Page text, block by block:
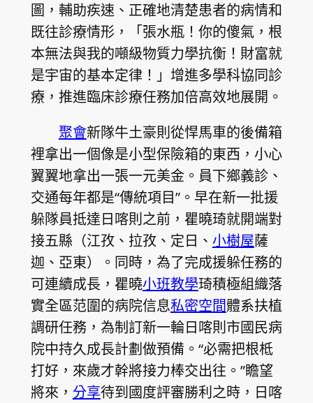
圖，輔助疾速、正確地清楚患者的病情和
既往診療情形，「張水瓶！你的傻氣，根
本無法與我的噸級物質力學抗衡！財富就
是宇宙的基本定律！」增進多學科協同診
療，推進臨床診療任務加倍高效地展開。
聚會新隊牛土豪則從悍馬車的後備箱
裡拿出一個像是小型保險箱的東西，小心
翼翼地拿出一張一元美金。員下鄉義診、
交通每年都是“傳統項目”。早在新一批援
躲隊員抵達日喀則之前，瞿曉琦就開端對
接五縣（江孜、拉孜、定日、 小樹屋薩
迦、亞東）。同時，為了完成援躲任務的
可連續成長，瞿曉小班教學琦積極組織落
實全區范圍的病院信息私密空間體系扶植
調研任務，為制訂新一輪日喀則市國民病
院中持久成長計劃做預備。“必需把根柢
打好，來歲才幹將接力棒交出往。”瞻望
將來， 分享待到國度評審勝利之時，日喀